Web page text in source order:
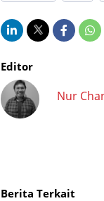
Editor
Nur
Berita Terkait